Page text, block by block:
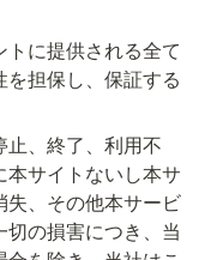
トに提供される全て
担保し、保証する
止、終了、利用不
サイトないし本サ
失、その他本サービ
の損害につき、当